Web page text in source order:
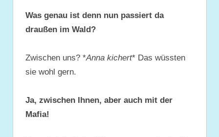
Was genau ist denn nun passiert da
draußen im Wald?
Zwischen uns? *Anna kichert* Das wüssten
sie wohl gern.
Ja, zwischen Ihnen, aber auch mit der
Mafia!